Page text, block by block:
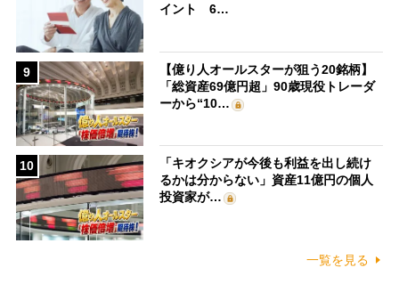
イント 6…
9
【億り人オールスターが狙う20銘柄】
「総資産69億円超」90歳現役トレーダ
ーから“10…
10
「キオクシアが今後も利益を出し続け
るかは分からない」資産11億円の個人
投資家が…
一覧を見る